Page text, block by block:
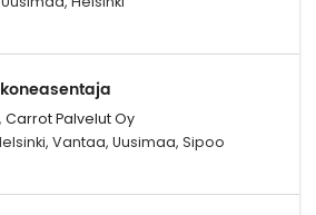
Carrot Palvelut Oy
Vantaa, Uusimaa, Sipoo